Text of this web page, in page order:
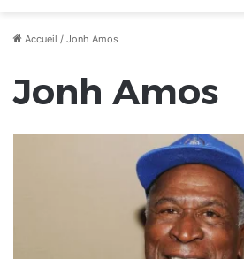
Accueil / Jonh Amos
Jonh Amos